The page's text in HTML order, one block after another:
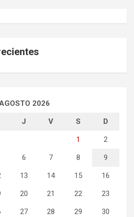
2026
J V S D
1 2
6 7 8 9
13 14 15 16
20 21 22 23
27 28 29 30